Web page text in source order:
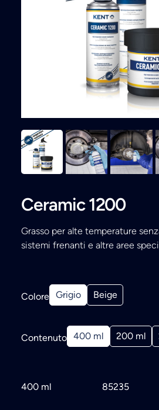
Ceramic 1200
Grasso per alte temperature
sistemi frenanti e altre aree
Colore Grigio Beige
Contenuto 400 ml 200 ml
400 ml 85235